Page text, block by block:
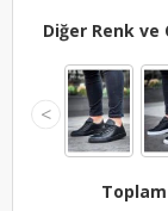
Diğer Renk ve
<